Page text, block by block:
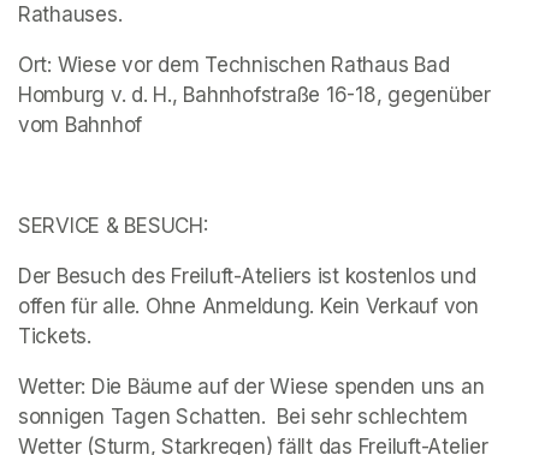
Rathauses.
Ort: Wiese vor dem Technischen Rathaus Bad
Homburg v. d. H., Bahnhofstraße 16-18, gegenüber
vom Bahnhof
SERVICE & BESUCH:
Der Besuch des Freiluft-Ateliers ist kostenlos und
offen für alle. Ohne Anmeldung. Kein Verkauf von
Tickets.
Wetter: Die Bäume auf der Wiese spenden uns an
sonnigen Tagen Schatten.  Bei sehr schlechtem
Wetter (Sturm, Starkregen) fällt das Freiluft-Atelier